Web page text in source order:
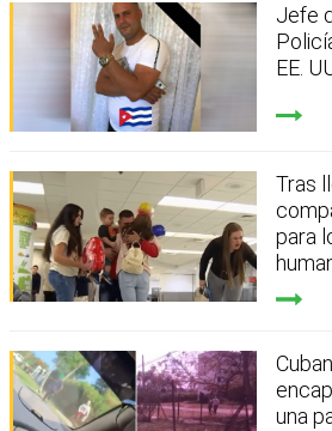
Jefe
EE.
Tras
para
una